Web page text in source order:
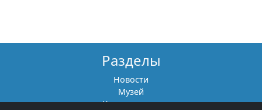
Разделы
Новости
Музей
Книги памяти